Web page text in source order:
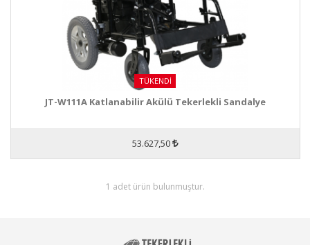
TÜKENDI
JT-W111A Katlanabilir Akülü Tekerlekli Sandalye
53.627,50
1 adet ürün bulunmuştur.